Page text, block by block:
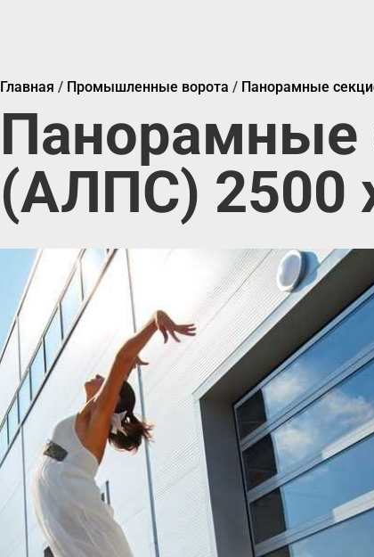
Главная / Промышленные ворота / Панорамные
Панорамные
(АЛПC) 2500